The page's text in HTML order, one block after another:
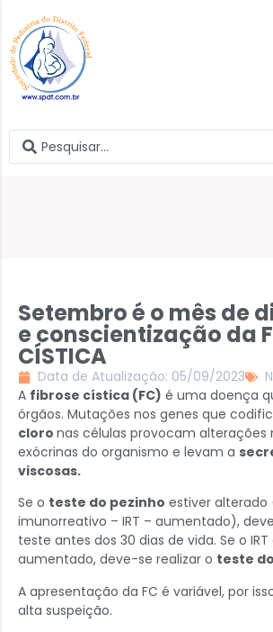
Setembro é o mês de
e conscientização da
CÍSTICA
Data de Atualização: 05/09/2023
A fibrose cística (FC) é uma doença
órgãos. Mutações nos genes que
cloro nas células provocam alterações
exócrinas do organismo e levam a
viscosas.
Se o teste do pezinho estiver alterado
imunorreativo – IRT – aumentado),
teste antes dos 30 dias de vida. Se o
aumentado, deve-se realizar o teste
A apresentação da FC é variável, por
alta suspeição.